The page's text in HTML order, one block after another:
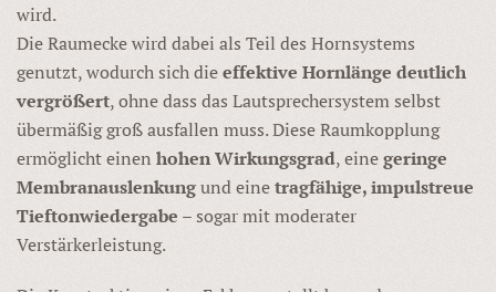
wird.
Die Raumecke wird dabei als Teil des Hornsystems
genutzt, wodurch sich dieeffektive Hornlänge deutlich
vergrößert, ohne dass das Lautsprechersystem selbst
übermäßig groß ausfallen muss. Diese Raumkopplung
ermöglicht einen hohen Wirkungsgrad, einegeringe
Membranauslenkungund einetragfähige, impulstreue
Tieftonwiedergabe – sogar mit moderater
Verstärkerleistung.